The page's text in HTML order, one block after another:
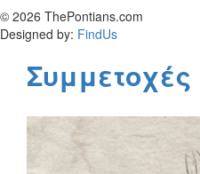
© 2026 ThePontians.com
Designed by: FindUs
Συμμετοχές